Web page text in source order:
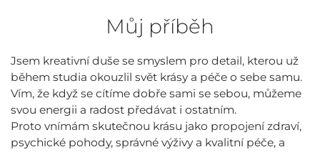
Můj příběh
Jsem kreativní duše se smyslem pro detail, kterou už
během studia okouzlil svět krásy a péče o sebe samu.
Vím, že když se cítíme dobře sami se sebou, můžeme
svou energii a radost předávat i ostatním.
Proto vnímám skutečnou krásu jako propojení zdraví,
psychické pohody, správné výživy a kvalitní péče, a